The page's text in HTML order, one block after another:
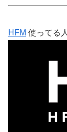
HFM 使ってる